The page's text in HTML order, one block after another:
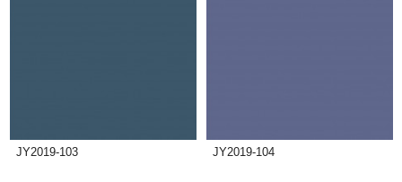
JY2019-103 JY2019-104